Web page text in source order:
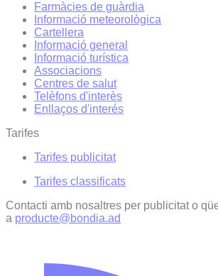
Farmàcies de guàrdia
Informació meteorològica
Cartellera
Informació general
Informació turística
Associacions
Centres de salut
Telèfons d'interès
Enllaços d'interés
Tarifes
Tarifes publicitat
Tarifes classificats
Contacti amb nosaltres per publicitat o
a producte@bondia.ad